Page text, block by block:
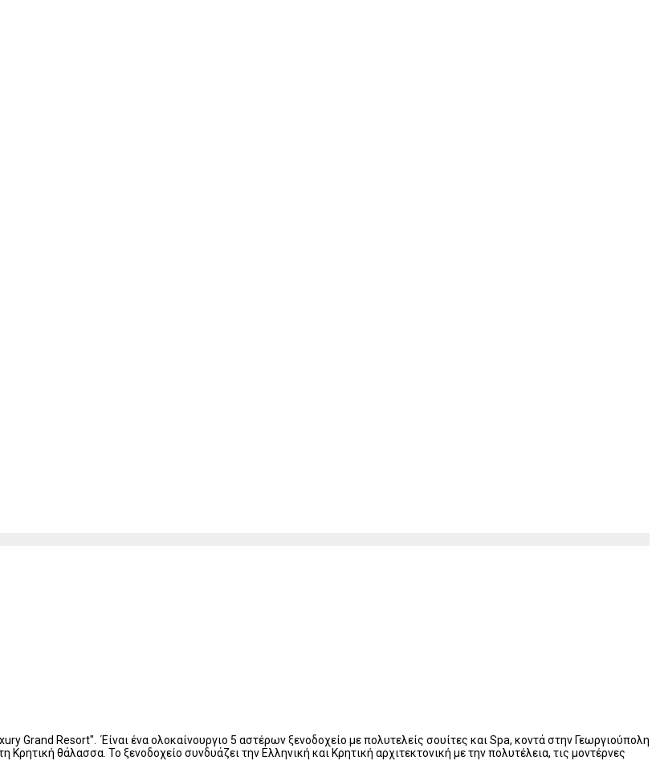
Grand Resort". Έίναι ένα ολοκαίνουργιο 5 αστέρων ξενοδοχείο με πολυτελείς σουίτες και Spa, κοντά στην Γεωργιούπολη
θάλασσα. Το ξενοδοχείο συνδυάζει την Ελληνική και Κρητική αρχιτεκτονική με την πολυτέλεια, τις μοντέρνες